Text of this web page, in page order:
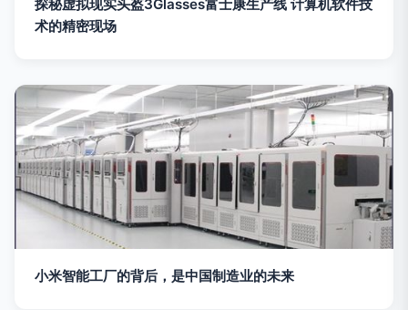
探秘虚拟现实头盔3Glasses富士康生产线 计算机软件技
术的精密现场
小米智能工厂的背后，是中国制造业的未来